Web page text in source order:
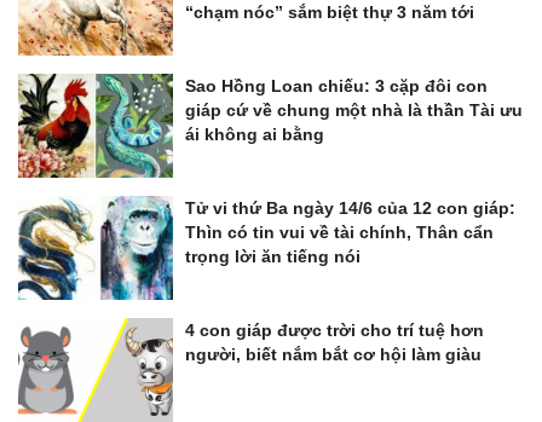
“chạm nóc” sắm biệt thự 3 năm tới
Sao Hồng Loan chiếu: 3 cặp đôi con
giáp cứ về chung một nhà là thần Tài ưu
ái không ai bằng
Tử vi thứ Ba ngày 14/6 của 12 con giáp:
Thìn có tin vui về tài chính, Thân cẩn
trọng lời ăn tiếng nói
4 con giáp được trời cho trí tuệ hơn
người, biết nắm bắt cơ hội làm giàu